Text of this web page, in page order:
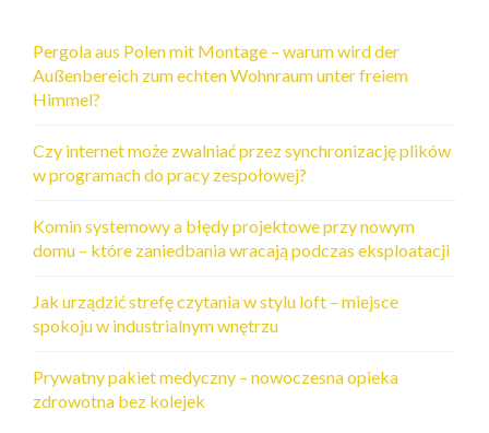
Pergola aus Polen mit Montage – warum wird der
Außenbereich zum echten Wohnraum unter freiem
Himmel?
Czy internet może zwalniać przez synchronizację plików
w programach do pracy zespołowej?
Komin systemowy a błędy projektowe przy nowym
domu – które zaniedbania wracają podczas eksploatacji
Jak urządzić strefę czytania w stylu loft – miejsce
spokoju w industrialnym wnętrzu
Prywatny pakiet medyczny – nowoczesna opieka
zdrowotna bez kolejek